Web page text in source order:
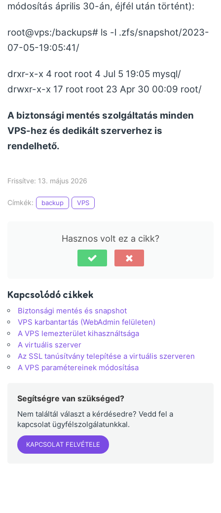
módosítás április 30-án, éjfél után történt):
root@vps:/backups# ls -l .zfs/snapshot/2023-
07-05-19:05:41/
drxr-x-x 4 root root 4 Jul 5 19:05 mysql/
drwxr-x-x 17 root root 23 Apr 30 00:09 root/
A biztonsági mentés szolgáltatás minden
VPS-hez és dedikált szerverhez is
rendelhető.
Frissítve: 13. május 2026
Címkék: backup VPS
Hasznos volt ez a cikk?
Kapcsolódó cikkek
Biztonsági mentés és snapshot
VPS karbantartás (WebAdmin felületen)
A VPS lemezterület kihasználtsága
A virtuális szerver
Az SSL tanúsítvány telepítése a virtuális szerveren
A VPS paramétereinek módosítása
Segítségre van szükséged?
Nem találtál választ a kérdésedre? Vedd fel a
kapcsolat ügyfélszolgálatunkkal.
KAPCSOLAT FELVÉTELE